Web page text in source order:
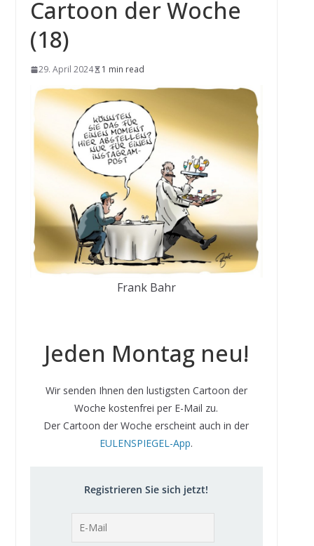
Cartoon der Woche
(18)
29. April 2024 1 min read
Frank Bahr
Jeden Montag neu!
Wir senden Ihnen den lustigsten Cartoon der
Woche kostenfrei per E-Mail zu.
Der Cartoon der Woche erscheint auch in der
EULENSPIEGEL-App.
Registrieren Sie sich jetzt!